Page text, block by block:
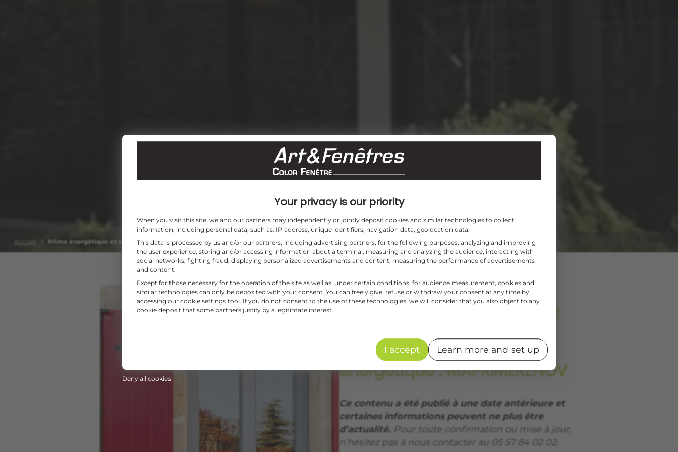
Accueil Prime énergétique et aides financières à la rénovation de l’habitat
Aides financières et prime
énergétique : Explications et
démarche à effectuer pour
votre aide à la transition
énergétique : MAPRIMERÉNOV
Ce contenu a été publié à une date antérieure et
certaines informations peuvent ne plus être
d’actualité. Pour toute confirmation ou mise à jour,
n’hésitez pas à nous contacter au 05 57 84 02 02.
Deny all cookies
Your privacy is our priority
When you visit this site, we and our partners may independently or jointly deposit cookies and similar technologies to collect
information, including personal data, such as: IP address, unique identifiers, navigation data, geolocation data.
This data is processed by us and/or our partners, including advertising partners, for the following purposes: analyzing and improving
the user experience, storing and/or accessing information about a terminal, measuring and analyzing the audience, interacting with
social networks, fighting fraud, displaying personalized advertisements and content, measuring the performance of advertisements
and content.
Except for those necessary for the operation of the site as well as, under certain conditions, for audience measurement, cookies and
similar technologies can only be deposited with your consent. You can freely give, refuse or withdraw your consent at any time by
accessing our cookie settings tool. If you do not consent to the use of these technologies, we will consider that you also object to any
cookie deposit that some partners justify by a legitimate interest.
I accept Learn more and set up